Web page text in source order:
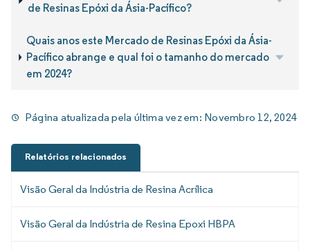
de Resinas Epóxi da Ásia-Pacífico?
Quais anos este Mercado de Resinas Epóxi da Ásia-
Pacífico abrange e qual foi o tamanho do mercado
em 2024?
Página atualizada pela última vez em: Novembro 12, 2024
Relatórios relacionados
Visão Geral da Indústria de Resina Acrílica
Visão Geral da Indústria de Resina Epoxi HBPA